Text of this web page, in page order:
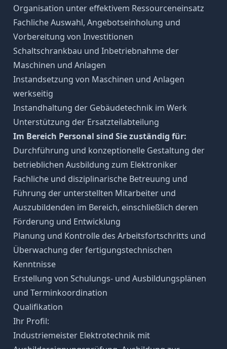
Organisation unter effektivem Ressourceneinsatz
Fachliche Auswahl, Angebotseinholung und
Vorbereitung von Investitionen
Schaltschrankbau und Inbetriebnahme der
Maschinen und Anlagen
Instandsetzung von Maschinen und Anlagen
werkseitig
Instandhaltung der Gebäudetechnik im Werk
Unterstützung der Ersatzteilabteilung
Im Bereich Personal sind Sie zuständig für:
Durchführung und konzeptionelle Gestaltung der
betrieblichen Ausbildung zum Elektroniker
Fachliche und disziplinarische Betreuung und
Führung der unterstellten Mitarbeiter und
Auszubildenden im Bereich, einschließlich deren
Förderung und Entwicklung
Planung und Kontrolle des Arbeitsfortschritts und
Überwachung der fertigungstechnischen
Kenntnisse
Erstellung von Schulungs- und Ausbildungsplänen
und Terminkoordination
Qualifikation
Ihr Profil:
Industriemeister Elektrotechnik mit